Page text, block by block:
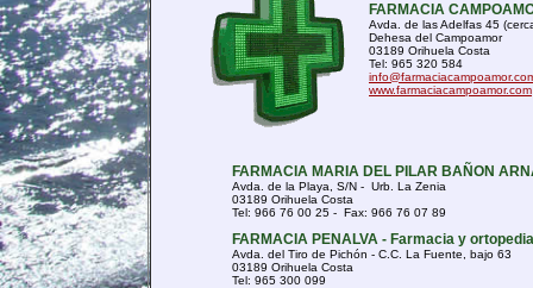
FARMACIA
Avda. de las Adelfas 45
Dehesa del Campoamor
03189 Orihuela Costa
Tel: 965 320 584
www.farmaciacampoamor.com
FARMACIA MARIA DEL PILAR BAÑON
Avda. de la Playa, S/N - Urb. La Zenia
03189 Orihuela Costa
Tel: 966 76 00 25 - Fax: 966 76 07 89
FARMACIA PENALVA - Farmacia y ortopedia
Avda. del Tiro de Pichón - C.C. La Fuente, bajo 63
03189 Orihuela Costa
Tel: 965 300 099